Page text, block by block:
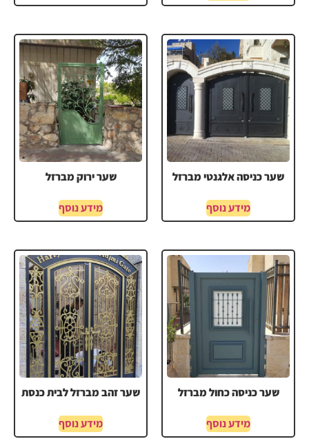
שער כניסה אלגנטי מברזל
מידע נוסף
שער ירוק מברזל
מידע נוסף
שער כניסה כחול מברזל
מידע נוסף
שער זהב מברזל לבית כנסת
מידע נוסף